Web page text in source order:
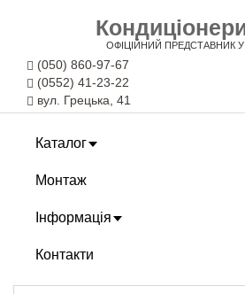
ОФІЦІЙНИЙ ПРЕДСТАВНИК
(050) 860-97-67
(0552) 41-23-22
вул. Грецька, 41
Каталог
Монтаж
Інформація
Контакти